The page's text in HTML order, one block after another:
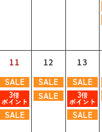
11
SALE
3倍
ポイント
SALE
12
SALE
SALE
13
SALE
3倍
ポイント
SALE
22
3倍
ポイント
23
3倍
24
3倍
ポイント
20 21 22
3倍
ポイント
27 29
24 25 26
22
3倍
ポイント
23
3倍
24
3倍
ポイント
19 20 21
26 28